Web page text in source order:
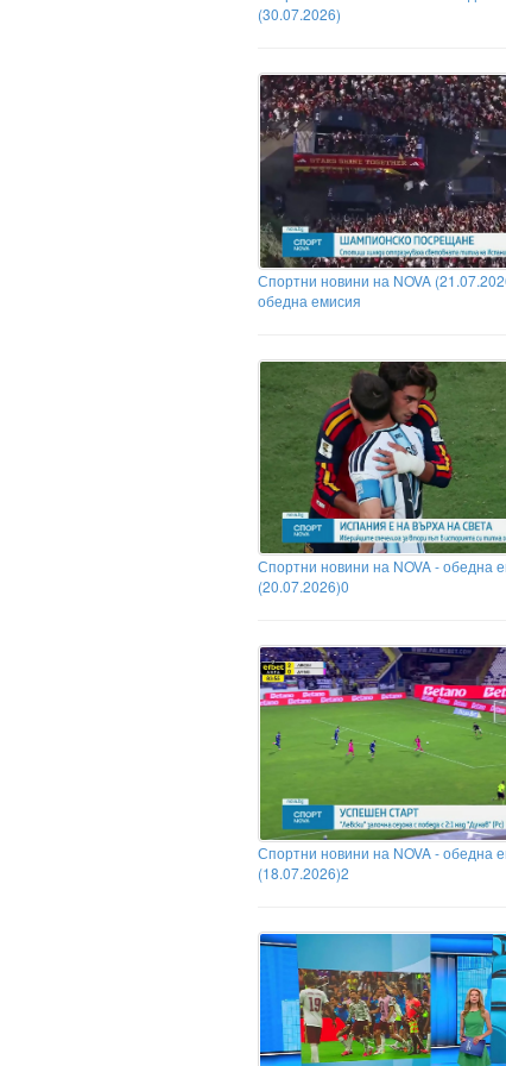
(30.07.2026)
Спортни новини на NOVA
обедна емисия
Спортни новини на NOVA - обедна
(20.07.2026)0
Спортни новини на NOVA - обедна
(18.07.2026)2